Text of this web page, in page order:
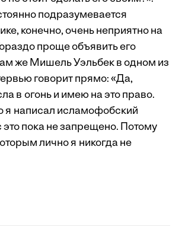
подразумевается
конечно, очень неприятно на
проще объявить его
же Мишель Уэльбек в одном из
говорит прямо: «Да,
в огонь и имею на это право.
я написал исламофобский
это пока не запрещено. Потому
лично я никогда не